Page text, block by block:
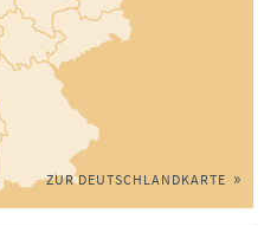
ZUR DEUTSCHLANDKARTE